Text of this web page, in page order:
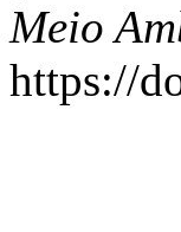
Meio
https://